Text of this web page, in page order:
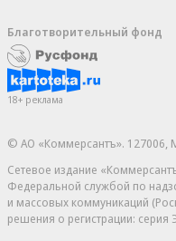
Благотворительный фонд
18+ реклама
© АО «Коммерсантъ». 127006,
Сетевое издание
Федеральной службой по
и массовых коммуникаций
решения о регистрации: серия